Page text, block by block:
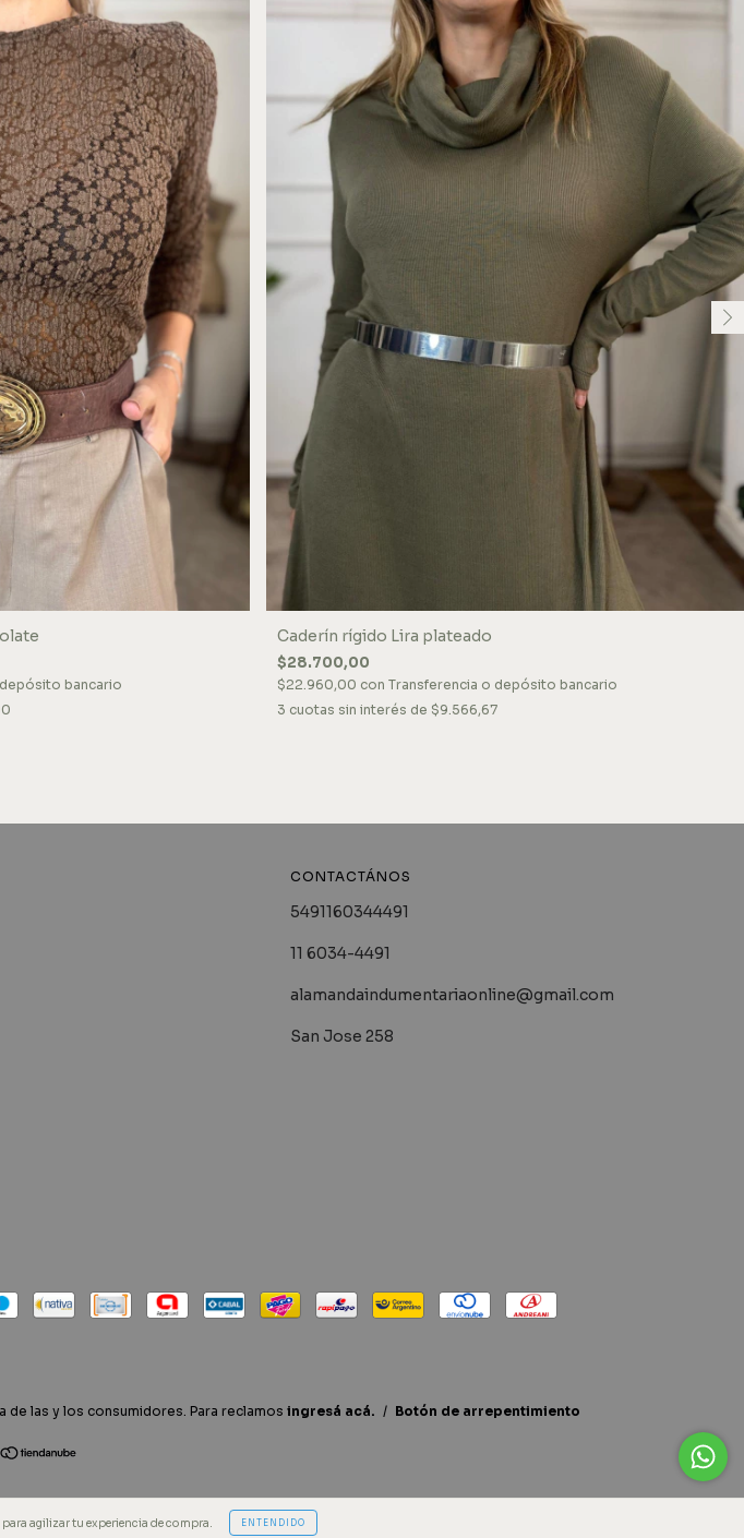
para agilizar tu experiencia de compra. ENTENDIDO
bancario
Caderín rígido Lira plateado
$28.700,00
$22.960,00 con Transferencia o depósito bancario
3 cuotas sin interés de $9.566,67
CONTACTÁNOS
5491160344491
11 6034-4491
alamandaindumentariaonline@gmail.com
San Jose 258
de las y los consumidores. Para reclamos ingresá acá. / Botón de arrepentimiento